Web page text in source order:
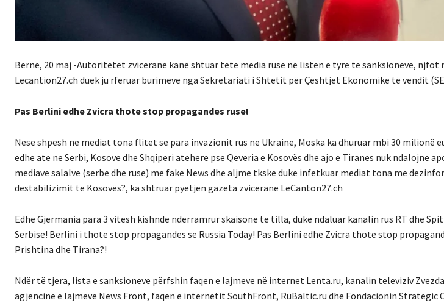
Bernë, 20 maj -Autoritetet zvicerane kanë shtuar tetë media ruse në listën e tyre të sanksioneve, njfot
Lecantion27.ch duek ju rferuar burimeve nga Sekretariati i Shtetit për Çështjet Ekonomike të vendit
Pas Berlini edhe Zvicra thote stop propagandes ruse!
Nese shpesh ne mediat tona flitet se para invazionit rus ne Ukraine, Moska ka dhuruar mbi 30 milionë
edhe ate ne Serbi, Kosove dhe Shqiperi atehere pse Qeveria e Kosovës dhe ajo e Tiranes nuk ndalojne
mediave salalve (serbe dhe ruse) me fake News dhe aljme tkske duke infetkuar mediat tona me
destabilizimit te Kosovës?, ka shtruar pyetjen gazeta zvicerane LeCanton27.ch
Edhe Gjermania para 3 vitesh kishnde nderramrur skaisone te tilla, duke ndaluar kanalin rus RT dhe
Serbise! Berlini i thote stop propagandes se Russia Today! Pas Berlini edhe Zvicra thote stop
Prishtina dhe Tirana?!
Ndër të tjera, lista e sanksioneve përfshin faqen e lajmeve në internet Lenta.ru, kanalin televiziv
agjencinë e lajmeve News Front, faqen e internetit SouthFront, RuBaltic.ru dhe Fondacionin Strategic